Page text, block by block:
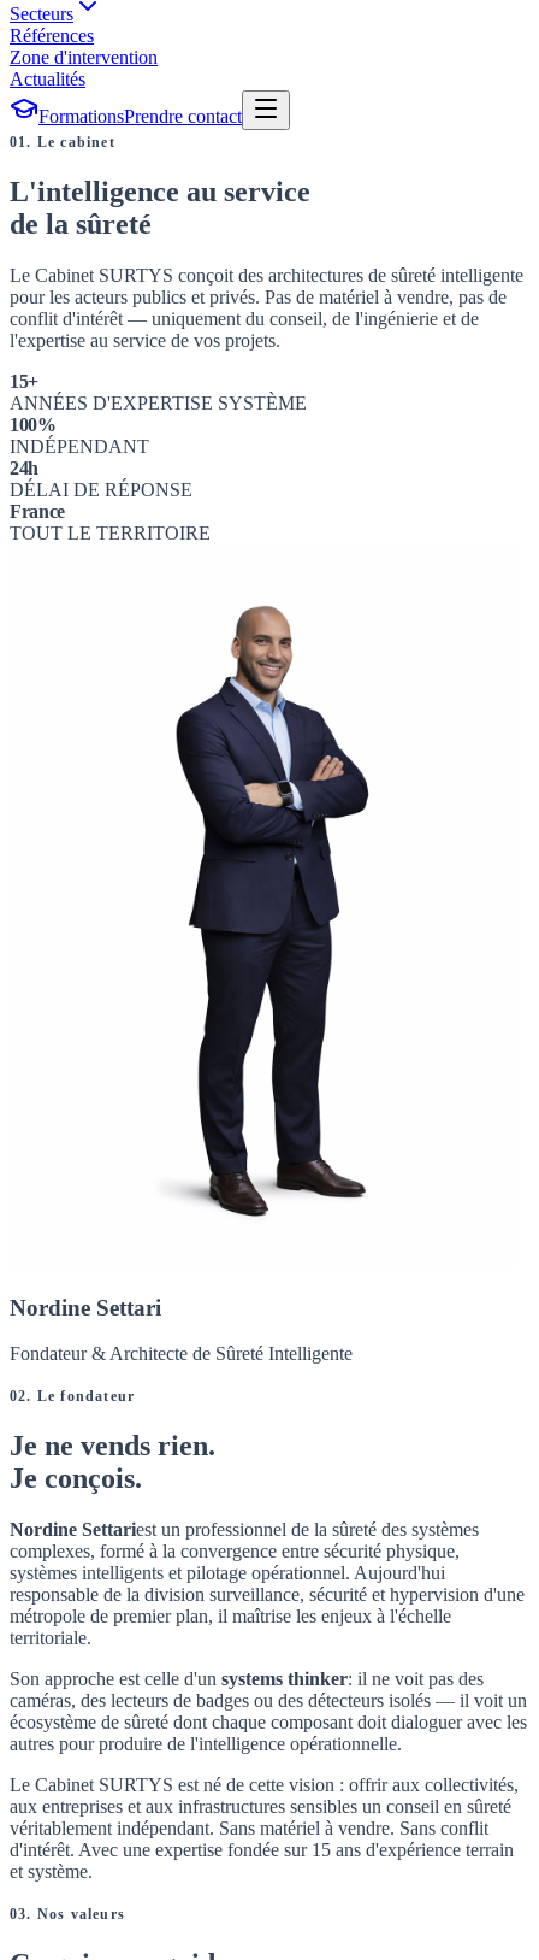
Secteurs
Références
Zone d'intervention
Actualités
FormationsPrendre contact
01. Le cabinet
L'intelligence au service
de la sûreté
Le Cabinet SURTYS conçoit des architectures de sûreté intelligente
pour les acteurs publics et privés. Pas de matériel à vendre, pas de
conflit d'intérêt — uniquement du conseil, de l'ingénierie et de
l'expertise au service de vos projets.
15+
ANNÉES D'EXPERTISE SYSTÈME
100%
INDÉPENDANT
24h
DÉLAI DE RÉPONSE
France
TOUT LE TERRITOIRE
Nordine Settari
Fondateur & Architecte de Sûreté Intelligente
02. Le fondateur
Je ne vends rien.
Je conçois.
Nordine Settariest un professionnel de la sûreté des systèmes
complexes, formé à la convergence entre sécurité physique,
systèmes intelligents et pilotage opérationnel. Aujourd'hui
responsable de la division surveillance, sécurité et hypervision d'une
métropole de premier plan, il maîtrise les enjeux à l'échelle
territoriale.
Son approche est celle d'un systems thinker: il ne voit pas des
caméras, des lecteurs de badges ou des détecteurs isolés — il voit un
écosystème de sûreté dont chaque composant doit dialoguer avec les
autres pour produire de l'intelligence opérationnelle.
Le Cabinet SURTYS est né de cette vision : offrir aux collectivités,
aux entreprises et aux infrastructures sensibles un conseil en sûreté
véritablement indépendant. Sans matériel à vendre. Sans conflit
d'intérêt. Avec une expertise fondée sur 15 ans d'expérience terrain
et système.
03. Nos valeurs